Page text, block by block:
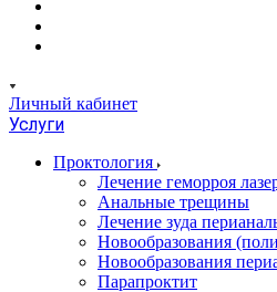
Личный кабинет
Услуги
Проктология
Лечение геморроя
Анальные трещины
Лечение зуда
Новообразования
Новообразования
Парапроктит